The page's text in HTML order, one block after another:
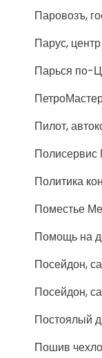
Паровозъ,
Парус,
Парься по-
Пилот,
Полисервис
Политика
Поместье
Помощь на
Посейдон,
Посейдон,
Постоялый
Пошив